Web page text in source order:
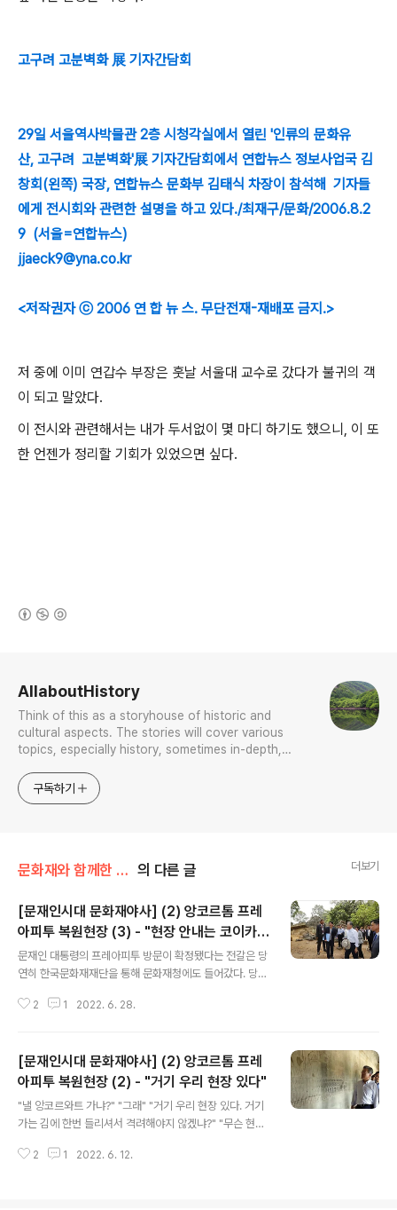
고구려 고분벽화 展 기자간담회
29일 서울역사박물관 2층 시청각실에서 열린 '인류의 문화유
산, 고구려 고분벽화'展 기자간담회에서 연합뉴스 정보사업국 김
창회(왼쪽) 국장, 연합뉴스 문화부 김태식 차장이 참석해 기자들
에게 전시회와 관련한 설명을 하고 있다./최재구/문화/2006.8.2
9 (서울=연합뉴스)
jjaeck9@yna.co.kr
<저작권자 ⓒ 2006 연 합 뉴 스. 무단전재-재배포 금지.>
저 중에 이미 연갑수 부장은 훗날 서울대 교수로 갔다가 불귀의 객
이 되고 말았다.
이 전시와 관련해서는 내가 두서없이 몇 마디 하기도 했으니, 이 또
한 언젠가 정리할 기회가 있었으면 싶다.
AllaboutHistory
Think of this as a storyhouse of historic and
cultural aspects. The stories will cover various
topics, especially history, sometimes in-depth,
approach will be to resist any common sense or
generalized viewpoint
구독하기
문화재와 함께한 나날들 의 다른 글 더보기
[문재인시대 문화재야사] (2) 앙코르톰 프레
아피투 복원현장 (3) - "현장 안내는 코이카
아닌 재단이"
문재인 대통령의 프레아피투 방문이 확정됐다는 전갈은 당
연히 한국문화재재단을 통해 문화재청에도 들어갔다. 당시
을 방문한다는데 당연히 문화재청장이 영접해야 했다. 하
기억에 앙코르 유적이 있는 캄보디아 시엠립으로는 국내서
만 하루 스무대 이상 민항기가 들어갈 때라 무리한다면 불
가능할 것도 아니겠지만, 간당간당했다. 정재숙한테 어찌
할 거냐 물으니 "어쩔 수 없다. 담 기회를 노려야지" 하고
그 특유한 웃음으로 넘길 수밖에. 문화재청 같은 차관급 청
단위 기관은 자기 현장을 대통령이 찾는 일이 다른 장관급
2 1 2022. 6. 28.
[문재인시대 문화재야사] (2) 앙코르톰 프레
아피투 복원현장 (2) - "거기 우리 현장 있다"
"낼 앙코르와트 가냐?" "그래" "거기 우리 현장 있다. 거기
가는 김에 한번 들리셔서 격려해야지 않겠냐?" "무슨 현
나 하고 있다. 앙코르와트 인근에 왕코르톰이라는 크메르
2 1 2022. 6. 12.